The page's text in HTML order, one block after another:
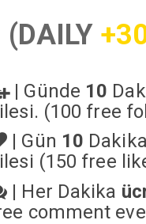
(DAILY
| Günde 10
(100 free
| Gün 10
(150 free
| Her Dakika
comment